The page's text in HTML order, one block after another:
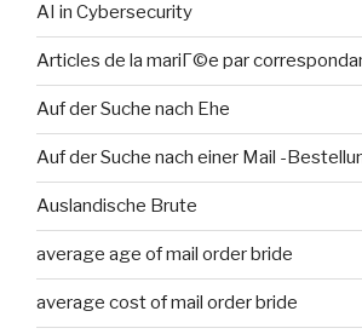
AI in Cybersecurity
Articles de la mariГ©e par
Auf der Suche nach Ehe
Auf der Suche nach einer Mail -
Auslandische Brute
average age of mail order bride
average cost of mail order bride